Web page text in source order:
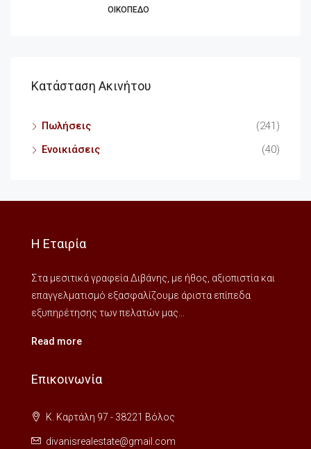
ΟΙΚΌΠΕΔΟ
Κατάσταση Ακινήτου
Πωλήσεις
(241)
Ενοικιάσεις
(40)
Η Εταιρία
Στα μεσιτικά γραφεία Διβάνης, με ήθος, αξιοπιστία και
επαγγελματισμό εξασφαλίζουμε άριστα επίπεδα
εξυπηρέτησης των πελατών μας...
Read more
Επικοινωνία
Κ. Καρτάλη 97 - 38221 Βόλος
divanisrealestate@gmail.com